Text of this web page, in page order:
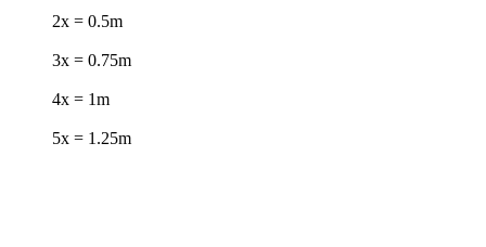
2x = 0.5m
3x = 0.75m
4x = 1m
5x = 1.25m